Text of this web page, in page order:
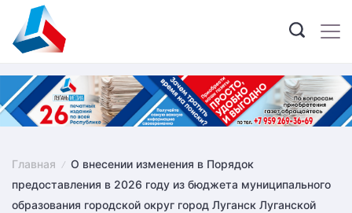
content
Главная
О внесении изменения в Порядок
предоставления в 2026 году из бюджета муниципального
образования городской округ город Луганск Луганской